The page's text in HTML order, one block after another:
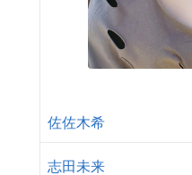
佐佐木希
志田未来